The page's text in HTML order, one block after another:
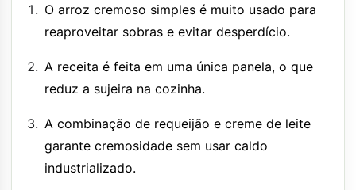
O arroz cremoso simples é muito usado para
reaproveitar sobras e evitar desperdício.
A receita é feita em uma única panela, o que
reduz a sujeira na cozinha.
A combinação de requeijão e creme de leite
garante cremosidade sem usar caldo
industrializado.